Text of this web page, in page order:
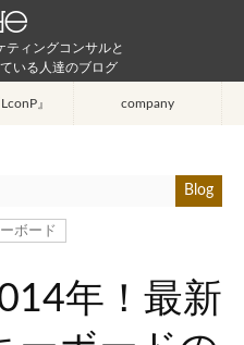
ティングコンサルと
いる人達のブログ
』 company
Blog
ボード
年！最新